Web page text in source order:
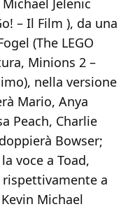
Jelenic
– Il Film ), da una
(The LEGO
Minions 2 –
nella versione
Mario, Anya
Peach, Charlie
Bowser;
voce a Toad,
rispettivamente a
Michael